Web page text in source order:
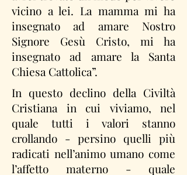
vicino a lei. La mamma mi ha
insegnato ad amare Nostro
Signore Gesù Cristo, mi ha
insegnato ad amare la Santa
Chiesa Cattolica”.
In questo declino della Civiltà
Cristiana in cui viviamo, nel
quale tutti i valori stanno
crollando - persino quelli più
radicati nell’animo umano come
l’affetto materno - quale